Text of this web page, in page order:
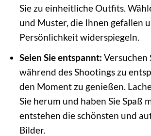
Sie zu einheitliche Outfits.
und Muster, die Ihnen gefallen
Persönlichkeit widerspiegeln.
Seien Sie entspannt: Versuchen
während des Shootings zu
den Moment zu genießen.
Sie herum und haben Sie Spaß
entstehen die schönsten und
Bilder.